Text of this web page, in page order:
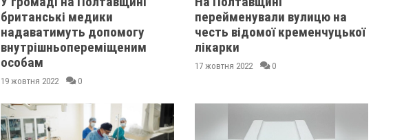
британські медики
надаватимуть допомогу
внутрішньопереміщеним
особам
19 жовтня 2022 0
перейменували вулицю на
честь відомої кременчуцької
лікарки
17 жовтня 2022 0